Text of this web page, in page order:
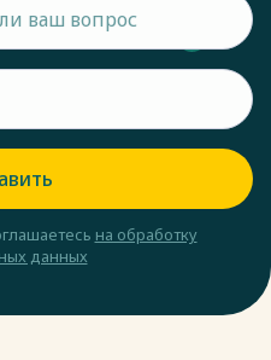
на обработку
данных